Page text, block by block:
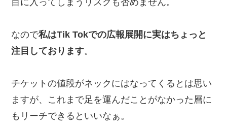
なので私はTik Tokでの広報展開に実はちょっと
注目しております。
チケットの値段がネックにはなってくるとは思い
ますが、これまで足を運んだことがなかった層に
もリーチできるといいなぁ。